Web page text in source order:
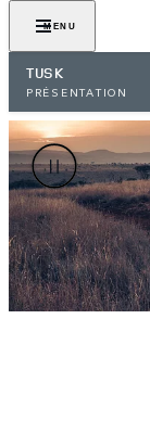
MENU
TUSK
PRÉSENTATION